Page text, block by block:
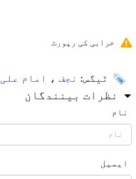
خرابی کی رپورٹ
ٹیگس: نجف ، امام علی
نظرات بینندگان
نام
ایمیل